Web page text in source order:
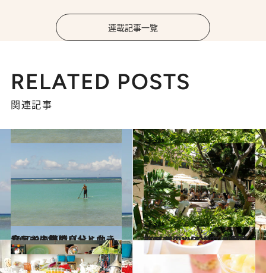
連載記事一覧
RELATED POSTS
関連記事
2012.9.18
ハワイの海で自分と向き合う！人気のパドルサーフィンに挑戦
旅＆お出かけ 2012.8.21
ハワイのYWCA内に凄腕シェフのいるカフェがオープン！
旅＆お出かけ